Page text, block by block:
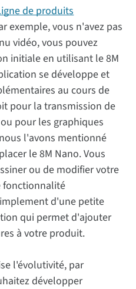
de produits
exemple, vous n'avez pas
vidéo, vous pouvez
initiale en utilisant le 8M
se développe et
au cours de
pour la transmission de
pour les graphiques
l'avons mentionné
le 8M Nano. Vous
ou de modifier votre
fonctionnalité
d'une petite
qui permet d'ajouter
à votre produit.
l'évolutivité, par
développer